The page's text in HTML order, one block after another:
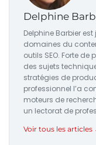
Delphine
Delphine Barbier
domaines du
outils SEO. Forte
des sujets
stratégies de
professionnel l’a
moteurs de
un lectorat de
Voir tous les articles